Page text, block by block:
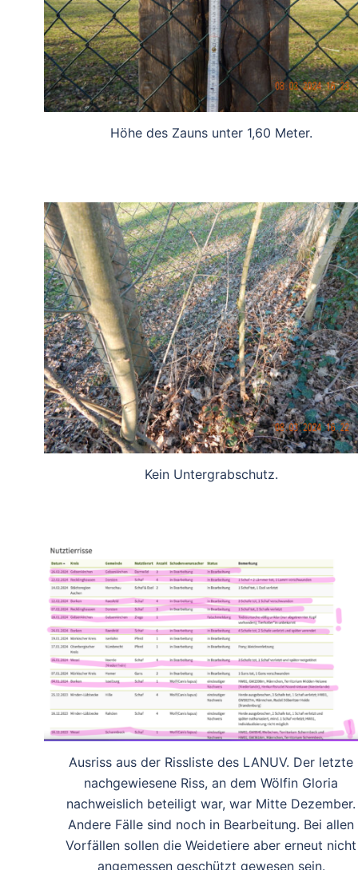
Höhe des Zauns unter 1,60 Meter.
Kein Untergrabschutz.
Ausriss aus der Rissliste des LANUV. Der letzte
nachgewiesene Riss, an dem Wölfin Gloria
nachweislich beteiligt war, war Mitte Dezember.
Andere Fälle sind noch in Bearbeitung. Bei allen
Vorfällen sollen die Weidetiere aber erneut nicht
angemessen geschützt gewesen sein.